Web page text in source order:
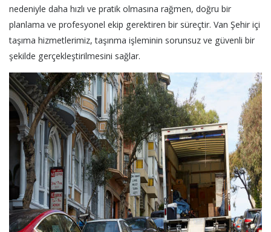
nedeniyle daha hızlı ve pratik olmasına rağmen, doğru bir
planlama ve profesyonel ekip gerektiren bir süreçtir. Van Şehir içi
taşıma hizmetlerimiz, taşınma işleminin sorunsuz ve güvenli bir
şekilde gerçekleştirilmesini sağlar.